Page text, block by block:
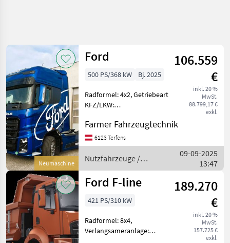
Kategorie 4 Land
AKTUELLER
PFAD
PKW /
LKW /
Moped
Nutzfahrzeuge
Lastwagen
Ford
KATEGORIE
WÄHLEN
Ford
Zurücksetzen
Ergebnisse
anzeigen
Neumaschine
Ford
106.559
€
inkl. 20 %
MwSt.
88.799,17 €
exkl.
500 PS/368 kW Bj. 2025
Radformel: 4x2, Getriebeart
KFZ/LKW:
Treibstoff: Diesel,
Klimaanlage, Standheizung
Laufend Neufahrzeuge
Lagerfahrzeuge
Farmer Fahrzeugtechnik
6123 Terfens
Nutzfahrzeuge /
Ford
09-09-2025
13:47
Ford F-line
189.270
€
inkl. 20 %
MwSt.
157.725 €
exkl.
421 PS/310 kW
Radformel: 8x4,
Verlangsameranlage: